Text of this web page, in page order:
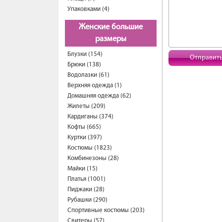
Упаковками (4)
Женские большие
размеры
Блузки (154)
Брюки (138)
Водолазки (61)
Верхняя одежда (1)
Домашняя одежда (62)
Жилеты (209)
Кардиганы (374)
Кофты (665)
Куртки (397)
Костюмы (1823)
Комбинезоны (28)
Майки (15)
Платья (1001)
Пиджаки (28)
Рубашки (290)
Спортивные костюмы (203)